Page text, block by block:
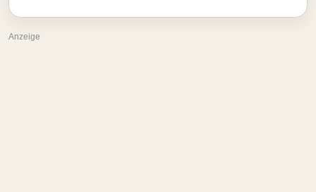
Anzeige